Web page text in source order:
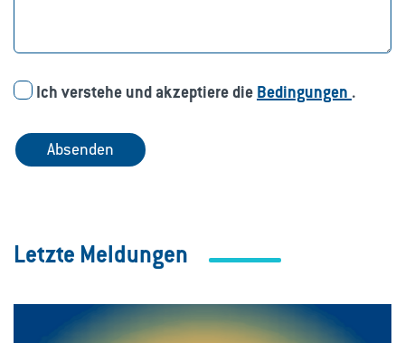
Ich verstehe und akzeptiere die Bedingungen .
Letzte Meldungen